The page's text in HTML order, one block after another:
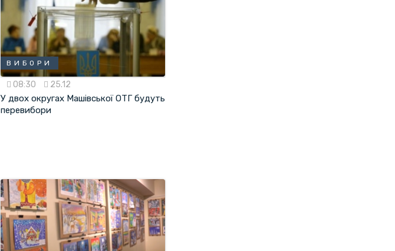
ВИБОРИ
08:30 25.12
У двох округах Машівської ОТГ будуть
перевибори